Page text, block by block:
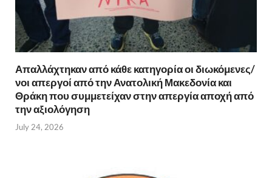
Απαλλάχτηκαν από κάθε κατηγορία οι διωκόμενες/
νοι απεργοί από την Ανατολική Μακεδονία και
Θράκη που συμμετείχαν στην απεργία αποχή από
την αξιολόγηση
July 24, 2026